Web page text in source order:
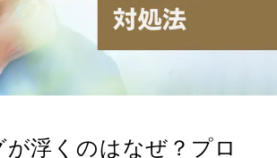
が浮くのはなぜ？プロ